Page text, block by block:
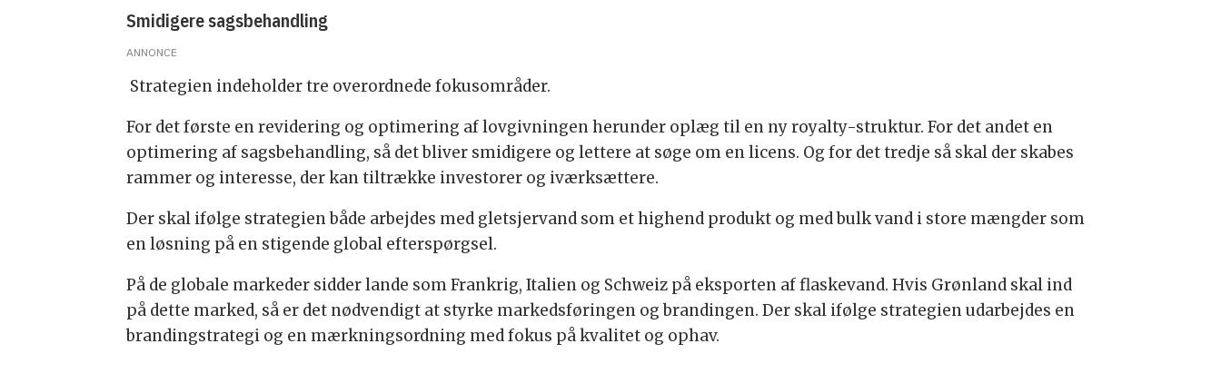
Smidigere sagsbehandling
ANNONCE
Strategien indeholder tre overordnede fokusområder.
For det første en revidering og optimering af lovgivningen herunder oplæg til en ny royalty-struktur. For det andet en
optimering af sagsbehandling, så det bliver smidigere og lettere at søge om en licens. Og for det tredje så skal der skabes
rammer og interesse, der kan tiltrække investorer og iværksættere.
Der skal ifølge strategien både arbejdes med gletsjervand som et highend produkt og med bulk vand i store mængder som
en løsning på en stigende global efterspørgsel.
På de globale markeder sidder lande som Frankrig, Italien og Schweiz på eksporten af flaskevand. Hvis Grønland skal ind
på dette marked, så er det nødvendigt at styrke markedsføringen og brandingen. Der skal ifølge strategien udarbejdes en
brandingstrategi og en mærkningsordning med fokus på kvalitet og ophav.